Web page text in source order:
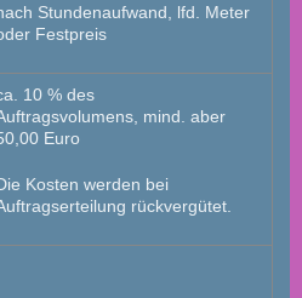
Stundenaufwand, lfd. Meter
Festpreis
10 % des
mind. aber
Euro
Kosten werden bei
rückvergütet.